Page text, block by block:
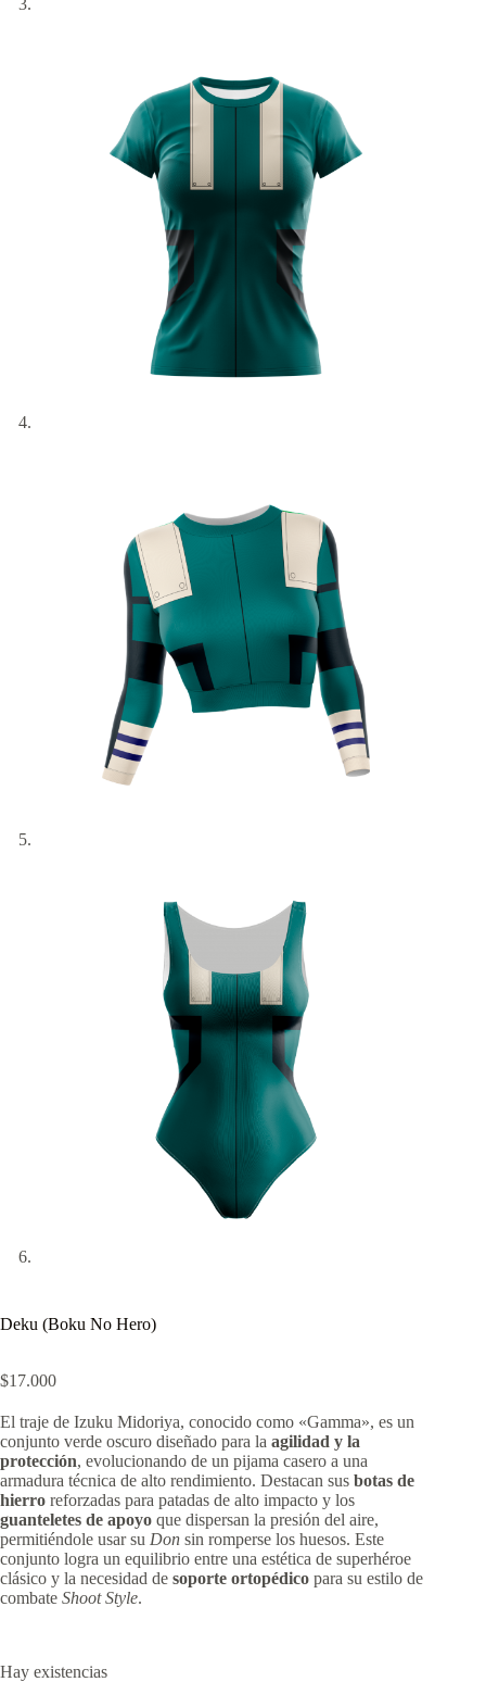
Deku (Boku No Hero)
$17.000
El traje de Izuku Midoriya, conocido como «Gamma», es un
conjunto verde oscuro diseñado para la agilidad y la
protección, evolucionando de un pijama casero a una
armadura técnica de alto rendimiento. Destacan sus botas de
hierro reforzadas para patadas de alto impacto y los
guanteletes de apoyo que dispersan la presión del aire,
permitiéndole usar su Don sin romperse los huesos. Este
conjunto logra un equilibrio entre una estética de superhéroe
clásico y la necesidad de soporte ortopédico para su estilo de
combate Shoot Style.
Hay existencias